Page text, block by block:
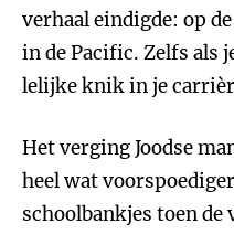
verhaal eindigde: op
in de Pacific. Zelfs als
lelijke knik in je
Het verging Joodse
heel wat
schoolbankjes toen